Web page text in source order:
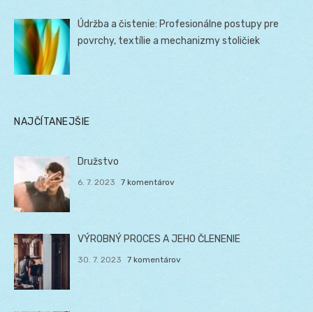
Údržba a čistenie: Profesionálne postupy pre
povrchy, textílie a mechanizmy stoličiek
NAJČÍTANEJŠIE
Družstvo
6. 7. 2023 7 komentárov
VÝROBNÝ PROCES A JEHO ČLENENIE
30. 7. 2023 7 komentárov